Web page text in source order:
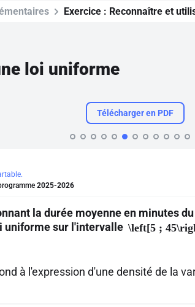
Exercice : Reconnaître et
loi uniforme
Télécharger en PDF
2025-2026
la durée moyenne en minutes
uniforme sur l'intervalle \left[5 ;
à l'expression d'une densité de la